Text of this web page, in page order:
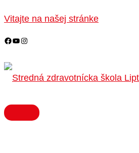
na
Vitajte na našej stránke